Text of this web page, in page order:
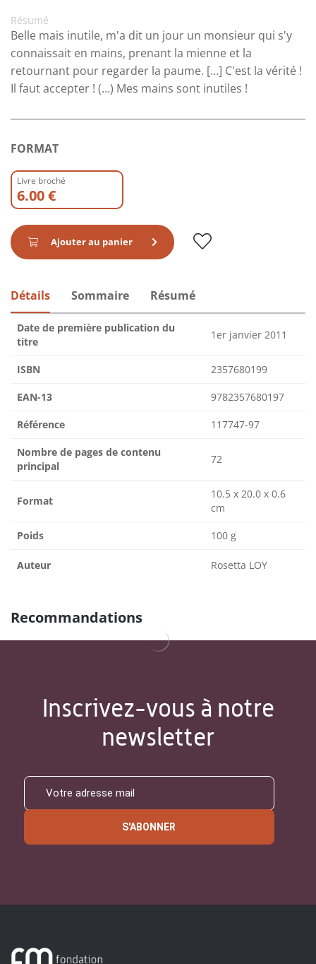
Résumé
Belle mais inutile, m'a dit un jour un monsieur qui s'y
connaissait en mains, prenant la mienne et la
retournant pour regarder la paume. […] C'est la vérité !
Il faut accepter ! (…) Mes mains sont inutiles !
FORMAT
Livre broché
6.00 €
Ajouter au panier
Détails Sommaire Résumé
Date de première publication du
titre
1er janvier 2011
ISBN 2357680199
EAN-13 9782357680197
Référence 117747-97
Nombre de pages de contenu
principal
72
Format
10.5 x 20.0 x 0.6
cm
Poids 100 g
Auteur Rosetta LOY
Recommandations
Inscrivez-vous à notre
newsletter
S'ABONNER